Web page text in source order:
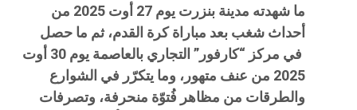
ما شهدته مدينة بنزرت يوم 27 أوت 2025 من
أحداث شغب بعد مباراة كرة القدم، ثم ما حصل
في مركز “كارفور” التجاري بالعاصمة يوم 30 أوت
2025 من عنف متهور، وما يتكرّر في الشوارع
والطرقات من مظاهر فُتوّة منحرفة، وتصرفات